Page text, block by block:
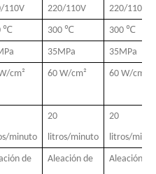
la extracción de antioxidantes y
110V 220/110V 220/110V
℃ 300 ℃ 300 ℃
35MPa 35MPa
cm² 60 W/cm² 60 W/cm²
minuto
20
litros/minuto
20
litros/
de
Aleación de
Aleación de